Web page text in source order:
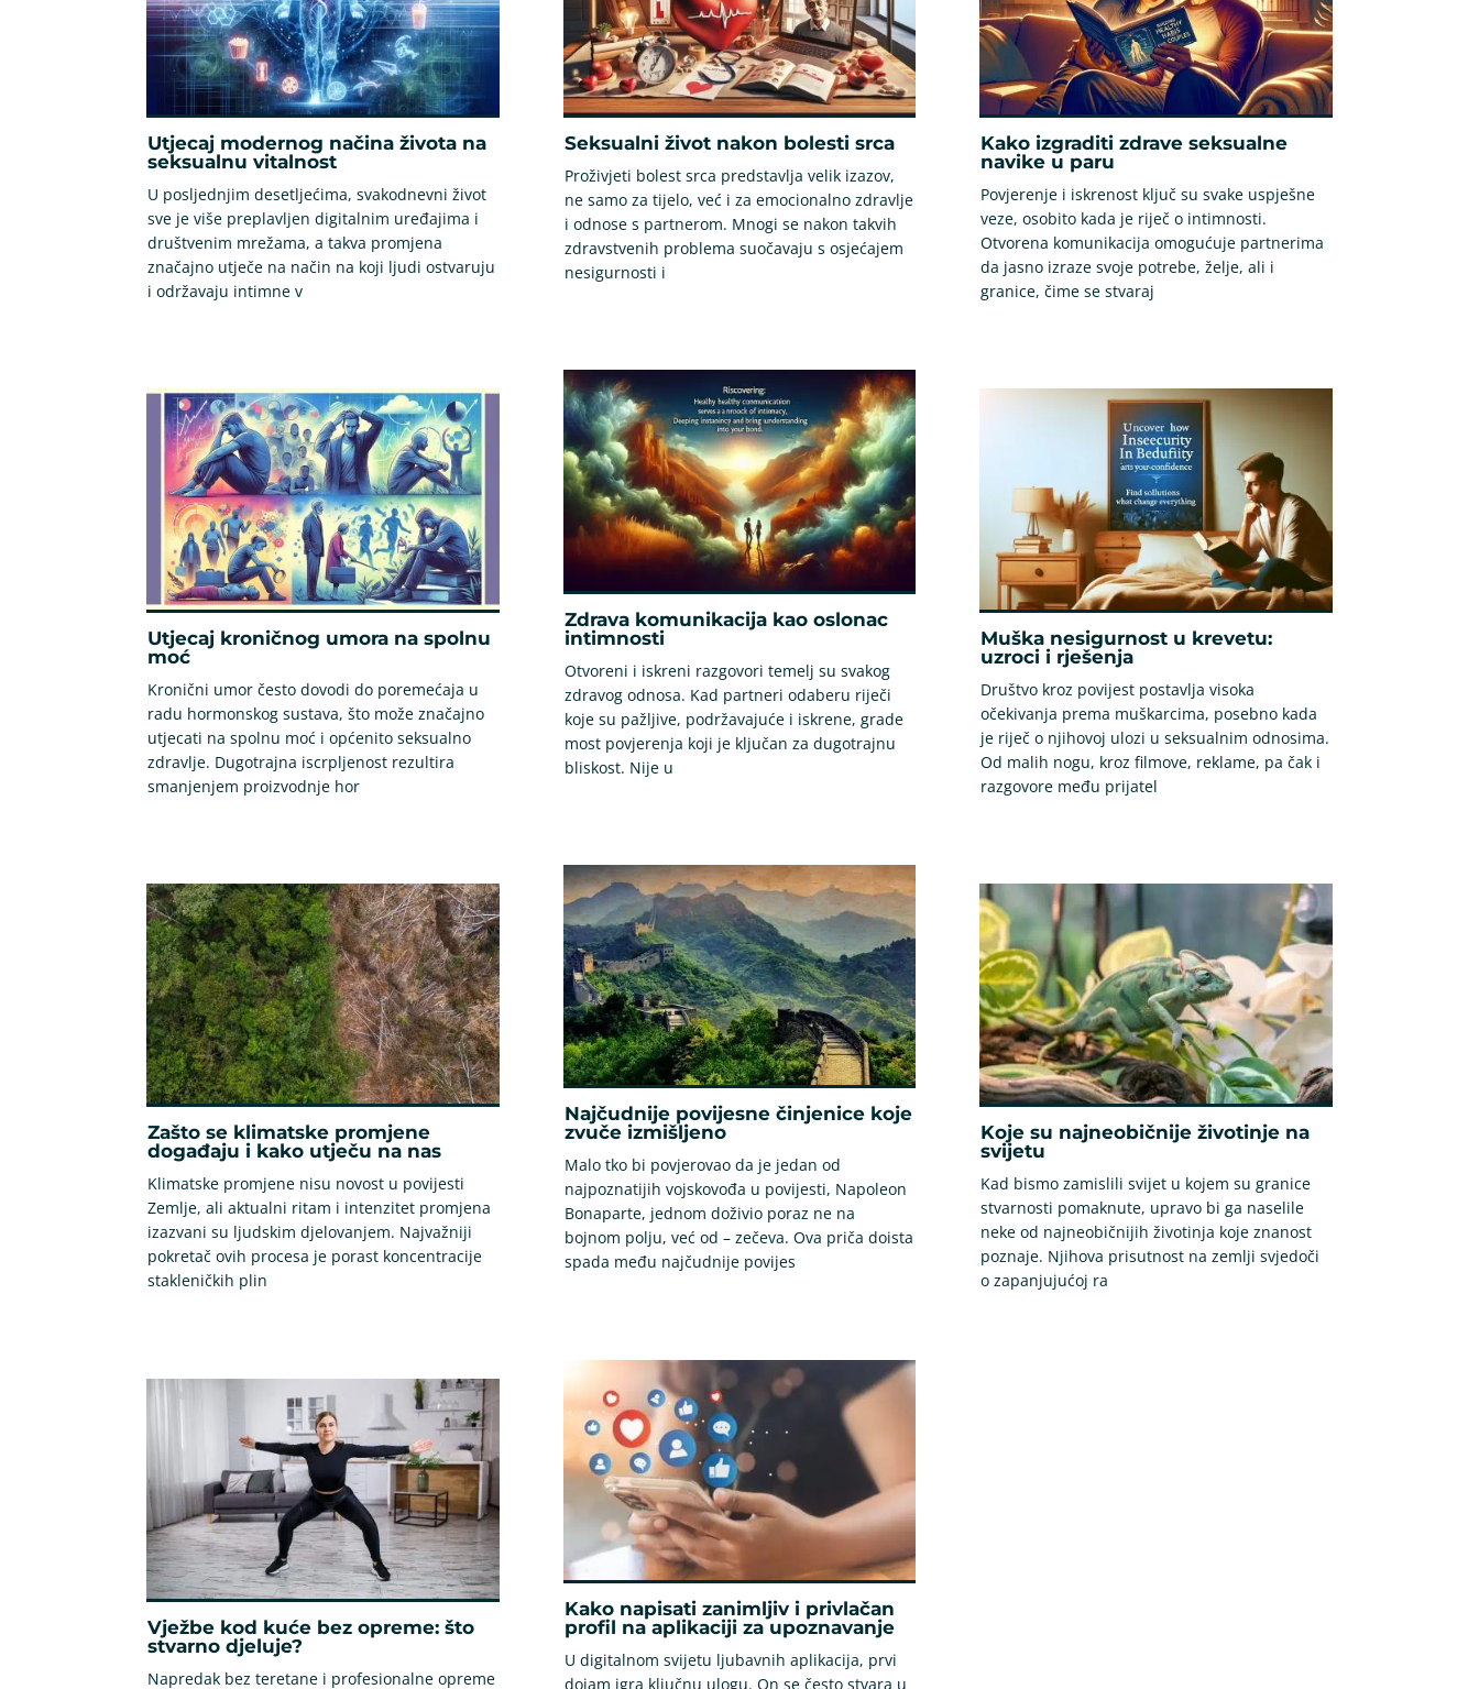
Utjecaj modernog načina života na
seksualnu vitalnost
U posljednjim desetljećima, svakodnevni život
sve je više preplavljen digitalnim uređajima i
društvenim mrežama, a takva promjena
značajno utječe na način na koji ljudi ostvaruju
i održavaju intimne v
Utjecaj kroničnog umora na spolnu
moć
Kronični umor često dovodi do poremećaja u
radu hormonskog sustava, što može značajno
utjecati na spolnu moć i općenito seksualno
zdravlje. Dugotrajna iscrpljenost rezultira
smanjenjem proizvodnje hor
Zašto se klimatske promjene
događaju i kako utječu na nas
Klimatske promjene nisu novost u povijesti
Zemlje, ali aktualni ritam i intenzitet promjena
izazvani su ljudskim djelovanjem. Najvažniji
pokretač ovih procesa je porast koncentracije
stakleničkih plin
Vježbe kod kuće bez opreme: što
stvarno djeluje?
Napredak bez teretane i profesionalne opreme
Seksualni život nakon bolesti srca
Proživjeti bolest srca predstavlja velik izazov,
ne samo za tijelo, već i za emocionalno zdravlje
i odnose s partnerom. Mnogi se nakon takvih
zdravstvenih problema suočavaju s osjećajem
nesigurnosti i
Zdrava komunikacija kao oslonac
intimnosti
Otvoreni i iskreni razgovori temelj su svakog
zdravog odnosa. Kad partneri odaberu riječi
koje su pažljive, podržavajuće i iskrene, grade
most povjerenja koji je ključan za dugotrajnu
bliskost. Nije u
Najčudnije povijesne činjenice koje
zvuče izmišljeno
Malo tko bi povjerovao da je jedan od
najpoznatijih vojskovođa u povijesti, Napoleon
Bonaparte, jednom doživio poraz ne na
bojnom polju, već od – zečeva. Ova priča doista
spada među najčudnije povijes
Kako napisati zanimljiv i privlačan
profil na aplikaciji za upoznavanje
U digitalnom svijetu ljubavnih aplikacija, prvi
dojam igra ključnu ulogu. On se često stvara u
Kako izgraditi zdrave seksualne
navike u paru
Povjerenje i iskrenost ključ su svake uspješne
veze, osobito kada je riječ o intimnosti.
Otvorena komunikacija omogućuje partnerima
da jasno izraze svoje potrebe, želje, ali i
granice, čime se stvaraj
Muška nesigurnost u krevetu:
uzroci i rješenja
Društvo kroz povijest postavlja visoka
očekivanja prema muškarcima, posebno kada
je riječ o njihovoj ulozi u seksualnim odnosima.
Od malih nogu, kroz filmove, reklame, pa čak i
razgovore među prijatel
Koje su najneobičnije životinje na
svijetu
Kad bismo zamislili svijet u kojem su granice
stvarnosti pomaknute, upravo bi ga naselile
neke od najneobičnijih životinja koje znanost
poznaje. Njihova prisutnost na zemlji svjedoči
o zapanjujućoj ra